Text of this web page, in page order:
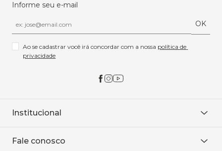
Informe seu e-mail
OK
Ao se cadastrar você irá concordar com a nossa política de
privacidade
Institucional
Onde encontrar
Fale conosco